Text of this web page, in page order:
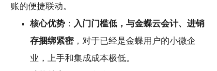
账的便捷联动。
核心优势 ： 入门门槛低，与金蝶云会计、进销
存捆绑紧密，对于已经是金蝶用户的小微企
业，上手和集成成本极低。